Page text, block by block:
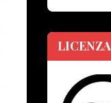
LICENZA